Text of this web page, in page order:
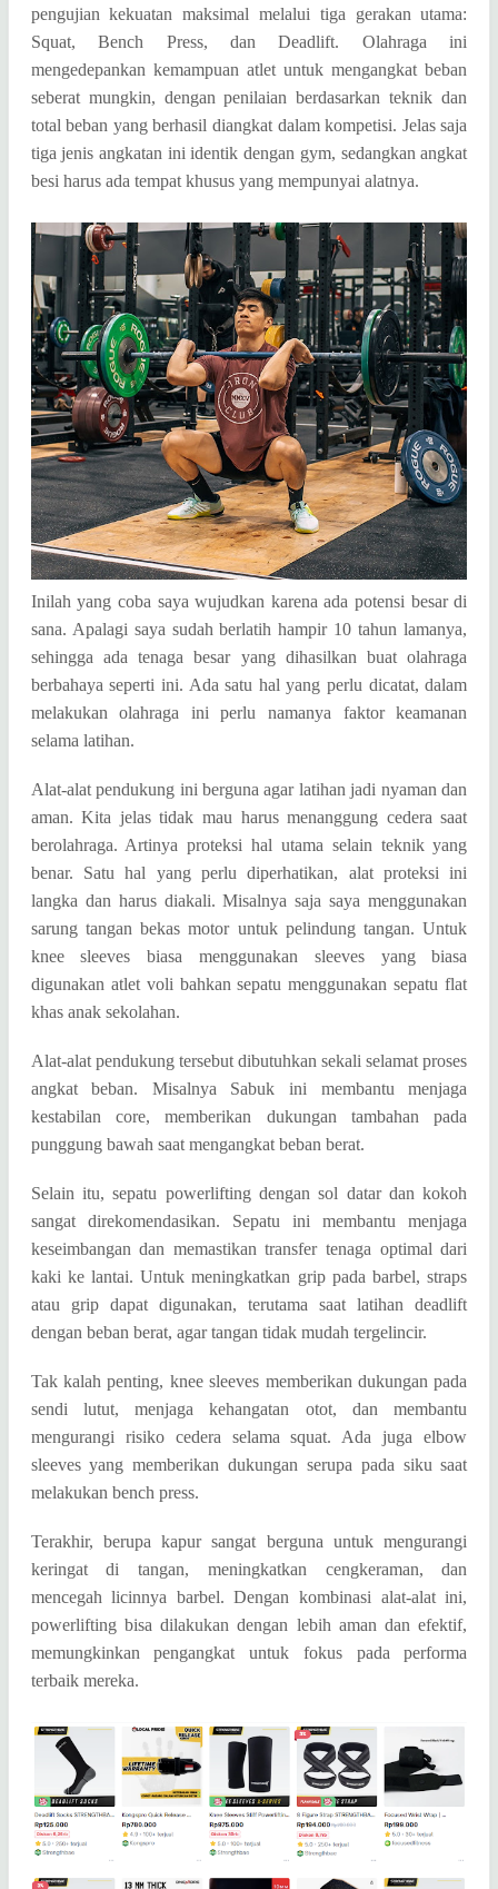
pengujian kekuatan maksimal melalui tiga gerakan utama:
Squat, Bench Press, dan Deadlift. Olahraga ini
mengedepankan kemampuan atlet untuk mengangkat beban
seberat mungkin, dengan penilaian berdasarkan teknik dan
total beban yang berhasil diangkat dalam kompetisi. Jelas saja
tiga jenis angkatan ini identik dengan gym, sedangkan angkat
besi harus ada tempat khusus yang mempunyai alatnya.
Inilah yang coba saya wujudkan karena ada potensi besar di
sana. Apalagi saya sudah berlatih hampir 10 tahun lamanya,
sehingga ada tenaga besar yang dihasilkan buat olahraga
berbahaya seperti ini. Ada satu hal yang perlu dicatat, dalam
melakukan olahraga ini perlu namanya faktor keamanan
selama latihan.
Alat-alat pendukung ini berguna agar latihan jadi nyaman dan
aman. Kita jelas tidak mau harus menanggung cedera saat
berolahraga. Artinya proteksi hal utama selain teknik yang
benar. Satu hal yang perlu diperhatikan, alat proteksi ini
langka dan harus diakali. Misalnya saja saya menggunakan
sarung tangan bekas motor untuk pelindung tangan. Untuk
knee sleeves biasa menggunakan sleeves yang biasa
digunakan atlet voli bahkan sepatu menggunakan sepatu flat
khas anak sekolahan.
Alat-alat pendukung tersebut dibutuhkan sekali selamat proses
angkat beban. Misalnya Sabuk ini membantu menjaga
kestabilan core, memberikan dukungan tambahan pada
punggung bawah saat mengangkat beban berat.
Selain itu, sepatu powerlifting dengan sol datar dan kokoh
sangat direkomendasikan. Sepatu ini membantu menjaga
keseimbangan dan memastikan transfer tenaga optimal dari
kaki ke lantai. Untuk meningkatkan grip pada barbel, straps
atau grip dapat digunakan, terutama saat latihan deadlift
dengan beban berat, agar tangan tidak mudah tergelincir.
Tak kalah penting, knee sleeves memberikan dukungan pada
sendi lutut, menjaga kehangatan otot, dan membantu
mengurangi risiko cedera selama squat. Ada juga elbow
sleeves yang memberikan dukungan serupa pada siku saat
melakukan bench press.
Terakhir, berupa kapur sangat berguna untuk mengurangi
keringat di tangan, meningkatkan cengkeraman, dan
mencegah licinnya barbel. Dengan kombinasi alat-alat ini,
powerlifting bisa dilakukan dengan lebih aman dan efektif,
memungkinkan pengangkat untuk fokus pada performa
terbaik mereka.